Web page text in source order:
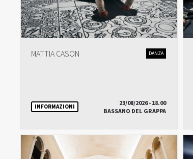
MATTIA CASON DANZA
INFORMAZIONI
23/08/2026 - 18.00
BASSANO DEL GRAPPA